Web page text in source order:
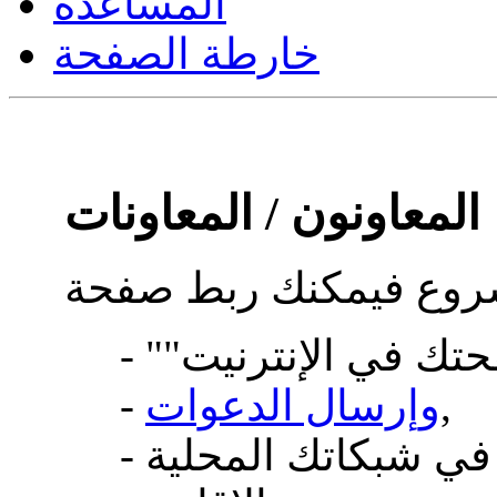
خارطة الصفحة
المعاونون / المعاونات
- وإرسال الدعوات,
- أو نشر إعلام عن المسابقة في شبكاتك المحلية